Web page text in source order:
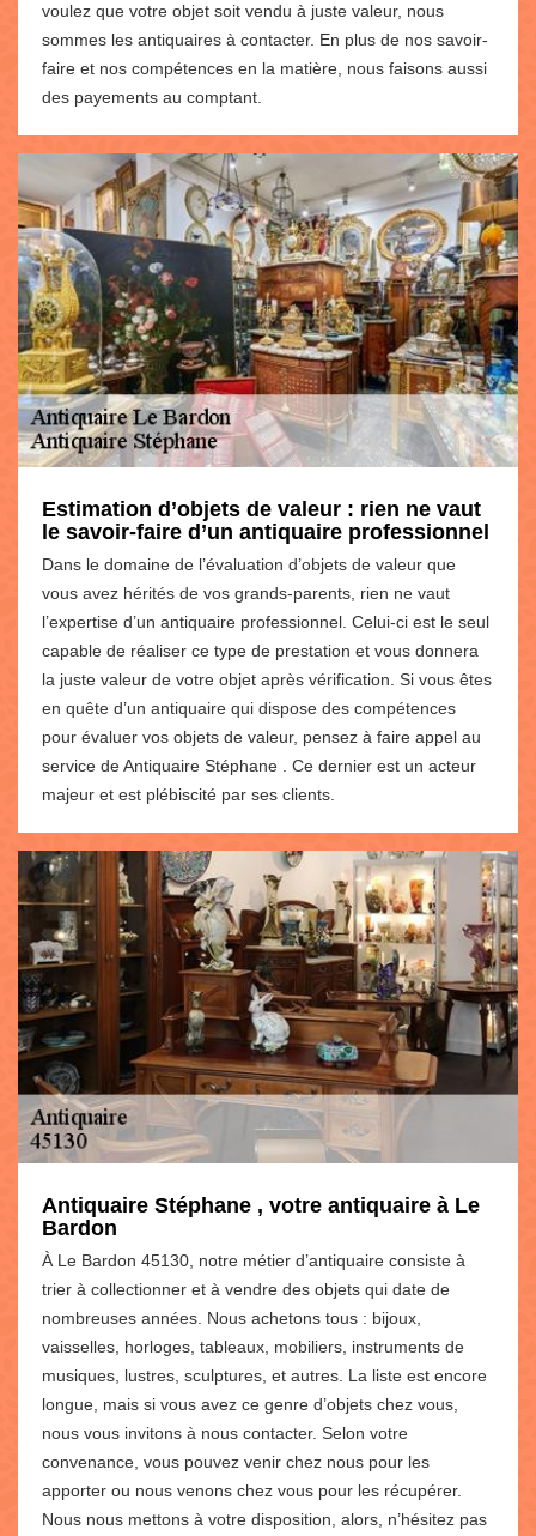
voulez que votre objet soit vendu à juste valeur, nous
sommes les antiquaires à contacter. En plus de nos savoir-
faire et nos compétences en la matière, nous faisons aussi
des payements au comptant.
Estimation d’objets de valeur : rien ne vaut
le savoir-faire d’un antiquaire professionnel
Dans le domaine de l’évaluation d’objets de valeur que
vous avez hérités de vos grands-parents, rien ne vaut
l’expertise d’un antiquaire professionnel. Celui-ci est le seul
capable de réaliser ce type de prestation et vous donnera
la juste valeur de votre objet après vérification. Si vous êtes
en quête d’un antiquaire qui dispose des compétences
pour évaluer vos objets de valeur, pensez à faire appel au
service de Antiquaire Stéphane . Ce dernier est un acteur
majeur et est plébiscité par ses clients.
Antiquaire Stéphane , votre antiquaire à Le
Bardon
À Le Bardon 45130, notre métier d’antiquaire consiste à
trier à collectionner et à vendre des objets qui date de
nombreuses années. Nous achetons tous : bijoux,
vaisselles, horloges, tableaux, mobiliers, instruments de
musiques, lustres, sculptures, et autres. La liste est encore
longue, mais si vous avez ce genre d’objets chez vous,
nous vous invitons à nous contacter. Selon votre
convenance, vous pouvez venir chez nous pour les
apporter ou nous venons chez vous pour les récupérer.
Nous nous mettons à votre disposition, alors, n’hésitez pas